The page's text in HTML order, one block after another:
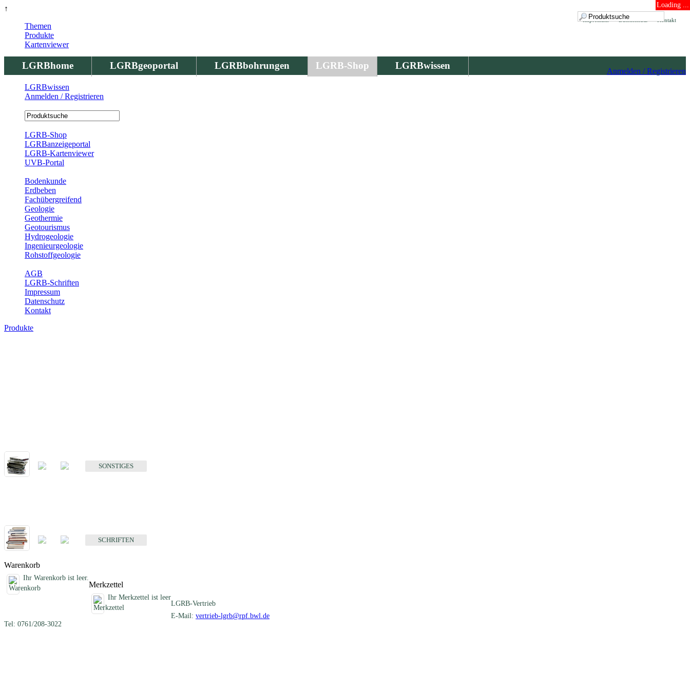
↑ Loading ...
Kontakt
Datenschutz
Impressum
LGRBhome LGRBgeoportal LGRBbohrungen LGRB-Shop LGRBwissen
Anmelden / Registrieren
Themen
Produkte
Kartenviewer
LGRBwissen
Anmelden / Registrieren
LGRB-Shop
LGRBanzeigeportal
LGRB-Kartenviewer
UVB-Portal
Bodenkunde
Erdbeben
Fachübergreifend
Geologie
Geothermie
Geotourismus
Hydrogeologie
Ingenieurgeologie
Rohstoffgeologie
AGB
LGRB-Schriften
Impressum
Datenschutz
Kontakt
Produkte
SONSTIGES
SCHRIFTEN
Warenkorb
Ihr Warenkorb ist leer.
Merkzettel
Ihr Merkzettel ist leer
LGRB-Vertrieb
E-Mail: vertrieb-lgrb@rpf.bwl.de
Tel: 0761/208-3022